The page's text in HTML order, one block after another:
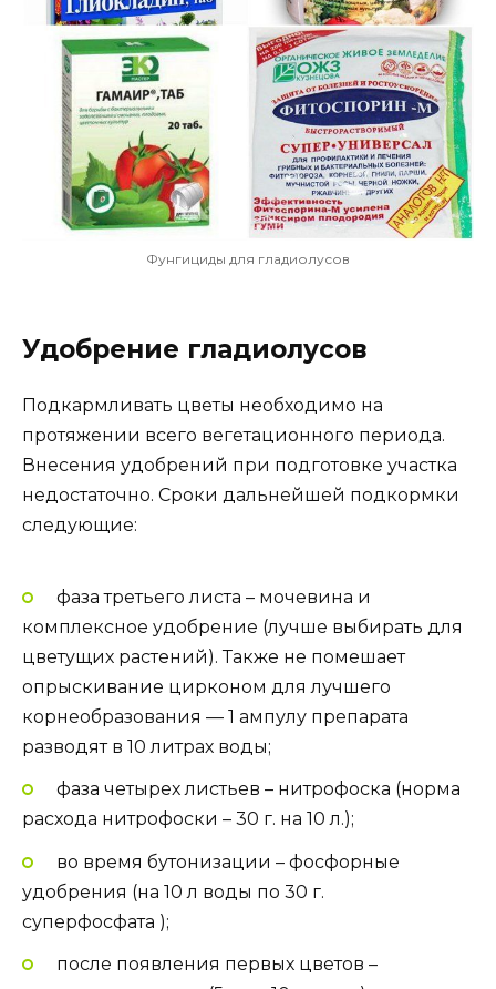
Фунгициды для гладиолусов
Удобрение гладиолусов
Подкармливать цветы необходимо на
протяжении всего вегетационного периода.
Внесения удобрений при подготовке участка
недостаточно. Сроки дальнейшей подкормки
следующие:
фаза третьего листа – мочевина и
комплексное удобрение (лучше выбирать для
цветущих растений). Также не помешает
опрыскивание цирконом для лучшего
корнеобразования — 1 ампулу препарата
разводят в 10 литрах воды;
фаза четырех листьев – нитрофоска (норма
расхода нитрофоски – 30 г. на 10 л.);
во время бутонизации – фосфорные
удобрения (на 10 л воды по 30 г.
суперфосфата );
после появления первых цветов –